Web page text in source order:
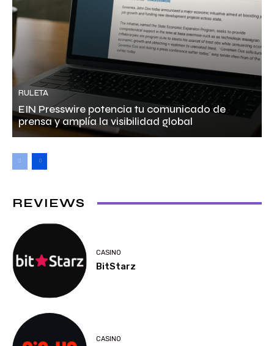
RULETA
EIN Presswire potencia tu comunicado de
prensa y amplía la visibilidad global
REVIEWS
CASINO
BitStarz
CASINO